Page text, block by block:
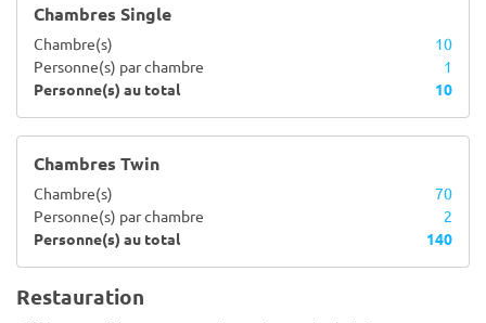
Chambres Single
Chambre(s)
10
Personne(s) par chambre
1
Personne(s) au total
10
Chambres Twin
Chambre(s)
70
Personne(s) par chambre
2
Personne(s) au total
140
Restauration